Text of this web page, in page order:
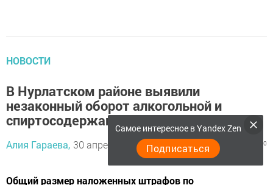
НОВОСТИ
В Нурлатском районе выявили
незаконный оборот алкогольной и
спиртосодержащей продукции
Алия Гараева, 30 апреля 2021 - 12:17 1027 0
Общий размер наложенных штрафов по
Самое интересное в Yandex Zen
Подписаться